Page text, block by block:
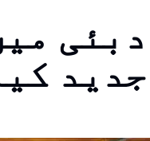
دبئی
جدید